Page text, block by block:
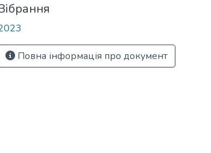
Повна інформація про документ